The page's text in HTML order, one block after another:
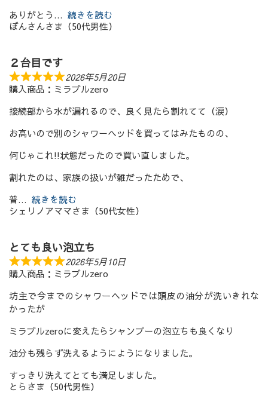
ありがとう
続きを読む
ぼんさんさま（50代男性）
２台目です
2026年5月20日
購入商品：ミラブルzero
接続部から水が漏れるので、良く見たら割れてて（涙）
お高いので別のシャワーヘッドを買ってはみたものの、
何じゃこれ!!状態だったので買い直しました。
割れたのは、家族の扱いが雑だったためで、
普
続きを読む
シェリノアママさま（50代女性）
とても良い泡立ち
2026年5月10日
購入商品：ミラブルzero
坊主で今までのシャワーヘッドでは頭皮の油分が洗いきれな
かったが
ミラブルzeroに変えたらシャンプーの泡立ちも良くなり
油分も残らず洗えるようにようになりました。
すっきり洗えてとても満足しました。
とらさま（50代男性）